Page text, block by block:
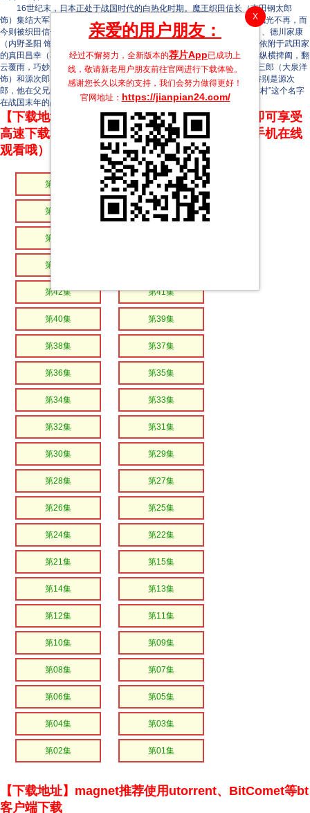
X
亲爱的用户朋友：
经过不懈努力，全新版本的荐片App已成功上
线，敬请新老用户朋友前往官网进行下载体验。
感谢您长久以来的支持，我们会努力做得更好！
官网地址： https://jianpian24.com/
16世纪末，日本正处于战国时代的白热化时期。魔王织田信长（吉田钢太郎
饰）集结大军，朝向早已失去甲斐之虎的武田领地袭来。武田家昔日的风光不再，而
今则被织田信长、上杉景胜（远藤宪一 饰）、北条氏政（高岛政伸 饰）、德川家康
（内野圣阳 饰）这几大豪强团团包围，灭亡在即。覆巢之下安有完卵，依附于武田家
的真田昌幸（草刈正雄 饰）为了保护真田家，于是运用变化多端的计谋纵横捭阖，翻
云覆雨，巧妙周旋于各路英雄之间。在此多事之秋，昌幸的两个儿子源三郎（大泉洋
饰）和源次郎（堺雅人 饰）见证并参与了时局动荡的各个重要事件。 特别是源次
郎，他在父兄的磨练下迅速成长。而在不久后的将来，他还将以“真田幸村”这个名字
在战国末年的战场上留下浓重的一笔……
【下载地址】本站专属下载器：点击下方链接 即可享受
高速下载和在线播放 专治迅雷无法下载（支持手机在线
观看哦）
第50集 第49集
第48集 第47集
第46集
第44集
第42集 第41集
第40集 第39集
第38集 第37集
第36集 第35集
第34集 第33集
第32集 第31集
第30集 第29集
第28集 第27集
第26集 第25集
第24集 第22集
第21集 第15集
第14集 第13集
第12集 第11集
第10集 第09集
第08集 第07集
第06集 第05集
第04集 第03集
第02集 第01集
【下载地址】magnet推荐使用utorrent、BitComet等bt
客户端下载